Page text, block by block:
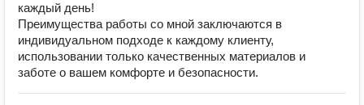
каждый день!
Преимущества работы со мной заключаются в
индивидуальном подходе к каждому клиенту,
использовании только качественных материалов и
заботе о вашем комфорте и безопасности.